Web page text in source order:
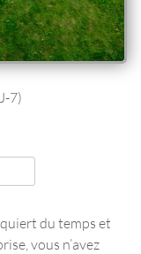
7)
du temps et
vous n’avez